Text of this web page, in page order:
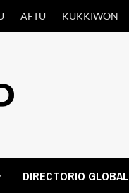
AFTU KUKKIWON
DIRECTORIO GLOBAL